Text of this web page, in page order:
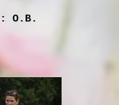
O.B.